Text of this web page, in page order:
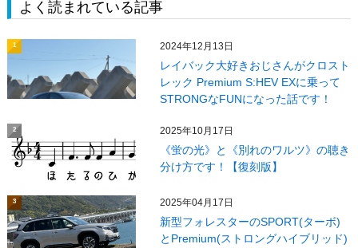
よく読まれている記事
1 2024年12月13日
レイバック大好きおじさんがクロスト
レック Premium S:HEV EXに乗って
STRONGなFUNになった話です！
2 2025年10月17日
《蛍の光》と《別れのワルツ》の聴き
分け方です！【復刻版】
3 2025年04月17日
新型フォレスターのSPORT(ターボ)
とPremium(ストロングハイブリッド)